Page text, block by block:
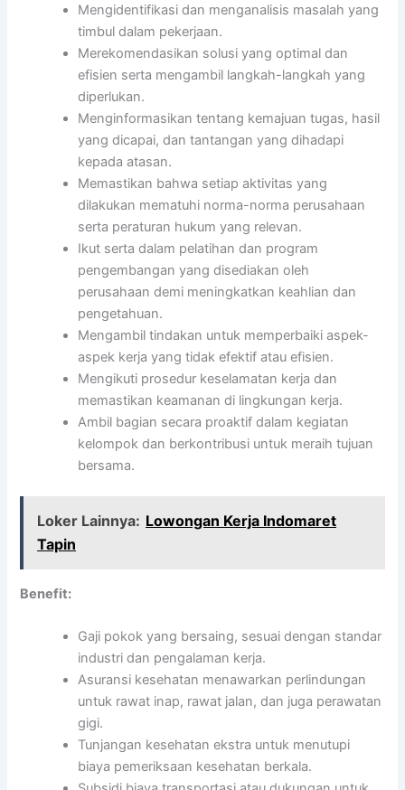
Mengidentifikasi dan menganalisis masalah yang
timbul dalam pekerjaan.
Merekomendasikan solusi yang optimal dan
efisien serta mengambil langkah-langkah yang
diperlukan.
Menginformasikan tentang kemajuan tugas, hasil
yang dicapai, dan tantangan yang dihadapi
kepada atasan.
Memastikan bahwa setiap aktivitas yang
dilakukan mematuhi norma-norma perusahaan
serta peraturan hukum yang relevan.
Ikut serta dalam pelatihan dan program
pengembangan yang disediakan oleh
perusahaan demi meningkatkan keahlian dan
pengetahuan.
Mengambil tindakan untuk memperbaiki aspek-
aspek kerja yang tidak efektif atau efisien.
Mengikuti prosedur keselamatan kerja dan
memastikan keamanan di lingkungan kerja.
Ambil bagian secara proaktif dalam kegiatan
kelompok dan berkontribusi untuk meraih tujuan
bersama.
Loker Lainnya: Lowongan Kerja Indomaret
Tapin
Benefit:
Gaji pokok yang bersaing, sesuai dengan standar
industri dan pengalaman kerja.
Asuransi kesehatan menawarkan perlindungan
untuk rawat inap, rawat jalan, dan juga perawatan
gigi.
Tunjangan kesehatan ekstra untuk menutupi
biaya pemeriksaan kesehatan berkala.